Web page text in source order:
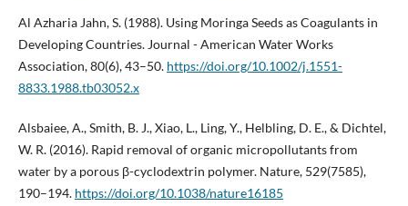
Al Azharia Jahn, S. (1988). Using Moringa Seeds as Coagulants in
Developing Countries. Journal - American Water Works
Association, 80(6), 43–50. https://doi.org/10.1002/j.1551-
8833.1988.tb03052.x
Alsbaiee, A., Smith, B. J., Xiao, L., Ling, Y., Helbling, D. E., & Dichtel,
W. R. (2016). Rapid removal of organic micropollutants from
water by a porous β-cyclodextrin polymer. Nature, 529(7585),
190–194. https://doi.org/10.1038/nature16185